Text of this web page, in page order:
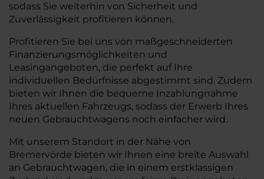
sodass Sie weiterhin von Sicherheit und
Zuverlässigkeit profitieren können.
Profitieren Sie bei uns von maßgeschneiderten
Finanzierungsmöglichkeiten und
Leasingangeboten, die perfekt auf Ihre
individuellen Bedürfnisse abgestimmt sind. Zudem
bieten wir Ihnen die bequeme Inzahlungnahme
Ihres aktuellen Fahrzeugs, sodass der Erwerb Ihres
neuen Gebrauchtwagens noch einfacher wird.
Mit unserem Standort in der Nähe von
Bremervörde bieten wir Ihnen eine breite Auswahl
an Gebrauchtwagen, die in einem erstklassigen